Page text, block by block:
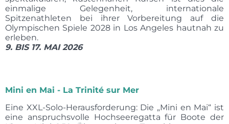
einmalige Gelegenheit, internationale
Spitzenathleten bei ihrer Vorbereitung auf die
Olympischen Spiele 2028 in Los Angeles hautnah zu
erleben.
9. BIS 17. MAI 2026
Mini en Mai - La Trinité sur Mer
Eine XXL-Solo-Herausforderung: Die „Mini en Mai“ ist
eine anspruchsvolle Hochseeregatta für Boote der